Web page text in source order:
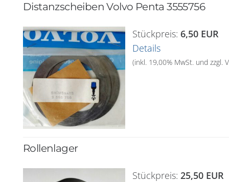
Distanzscheiben Volvo Penta 3555756
Stückpreis: 6,50 EUR
Details
(inkl. 19,00% MwSt. und zzgl.
Rollenlager
Stückpreis: 25,50 EUR